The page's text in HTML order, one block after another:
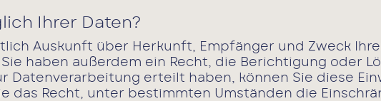
Ihrer Daten?
Auskunft über Herkunft, Empfänger und Zweck
haben außerdem ein Recht, die Berichtigung oder
Datenverarbeitung erteilt haben, können Sie diese
das Recht, unter bestimmten Umständen die